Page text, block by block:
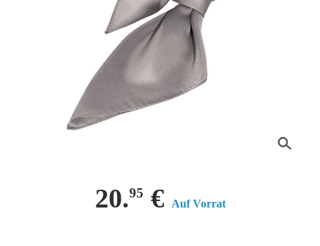
20.95 € Auf Vorrat